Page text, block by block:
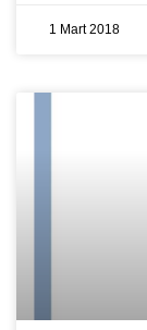
1 Mart 2018